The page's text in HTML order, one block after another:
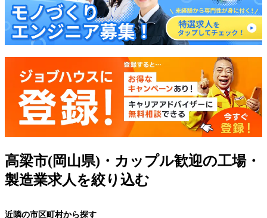
高梁市(岡山県)・カップル歓迎の工場・
製造業求人を絞り込む
近隣の市区町村から探す